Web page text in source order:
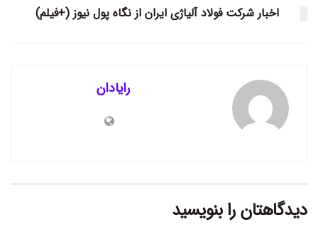
اخبار شرکت فولاد آلیاژی ایران از نگاه پول نیوز (+فیلم)
رایادان
دیدگاهتان را بنویسید